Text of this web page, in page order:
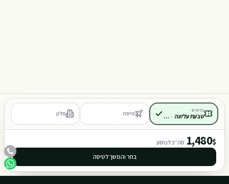
כרטיס
טבעת עליונה · כלול טיסה מלון
$
1,480 סה״כ לנוסע
בחר והמשך לטיסה